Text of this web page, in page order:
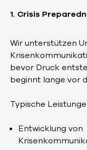
1. Crisis
Wir unterstützen
bevor Druck
beginnt lange vor
Typische
Entwicklung von